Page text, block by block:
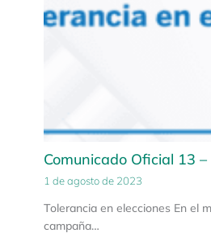
Comunicado Oficial 13
1 de agosto de 2023
Tolerancia en elecciones En el
campaña…